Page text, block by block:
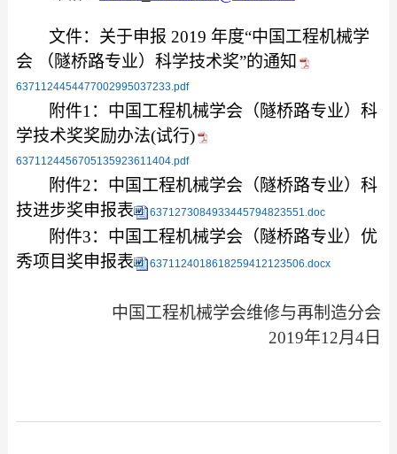
文件：关于申报 2019 年度“中国工程机械学
会 （隧桥路专业）科学技术奖”的通知
6371124454477002995037233.pdf
附件1：中国工程机械学会（隧桥路专业）科
学技术奖奖励办法(试行)
6371124456705135923611404.pdf
附件2：中国工程机械学会（隧桥路专业）科
技进步奖申报表
6371273084933445794823551.doc
附件3：中国工程机械学会（隧桥路专业）优
秀项目奖申报表
6371124018618259412123506.docx
中国工程机械学会维修与再制造分会
2019年12月4日